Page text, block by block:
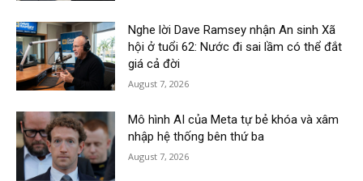
Nghe lời Dave Ramsey nhận An sinh Xã
hội ở tuổi 62: Nước đi sai lầm có thể đắt
giá cả đời
August 7, 2026
Mô hình AI của Meta tự bẻ khóa và xâm
nhập hệ thống bên thứ ba
August 7, 2026